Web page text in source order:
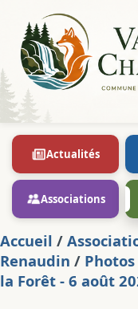
Actualités
Associations
Accueil /
Renaudin /
la Forêt - 6 août